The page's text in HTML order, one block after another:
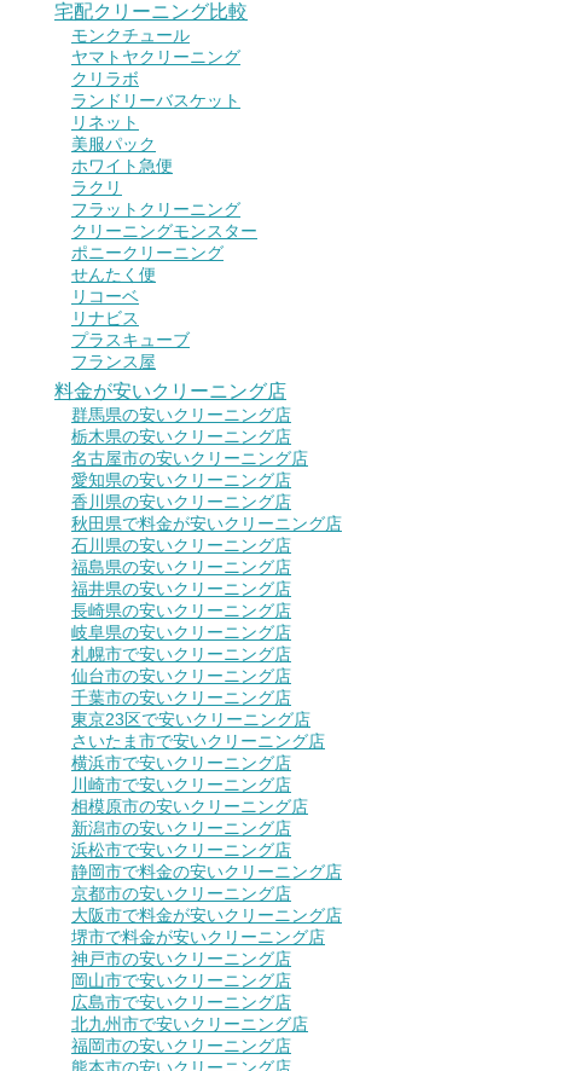
宅配クリーニング比較
モンクチュール
ヤマトヤクリーニング
クリラボ
ランドリーバスケット
リネット
美服パック
ホワイト急便
ラクリ
フラットクリーニング
クリーニングモンスター
ポニークリーニング
せんたく便
リコーベ
リナビス
プラスキューブ
フランス屋
料金が安いクリーニング店
群馬県の安いクリーニング店
栃木県の安いクリーニング店
名古屋市の安いクリーニング店
愛知県の安いクリーニング店
香川県の安いクリーニング店
秋田県で料金が安いクリーニング店
石川県の安いクリーニング店
福島県の安いクリーニング店
福井県の安いクリーニング店
長崎県の安いクリーニング店
岐阜県の安いクリーニング店
札幌市で安いクリーニング店
仙台市の安いクリーニング店
千葉市の安いクリーニング店
東京23区で安いクリーニング店
さいたま市で安いクリーニング店
横浜市で安いクリーニング店
川崎市で安いクリーニング店
相模原市の安いクリーニング店
新潟市の安いクリーニング店
浜松市で安いクリーニング店
静岡市で料金の安いクリーニング店
京都市の安いクリーニング店
大阪市で料金が安いクリーニング店
堺市で料金が安いクリーニング店
神戸市の安いクリーニング店
岡山市で安いクリーニング店
広島市で安いクリーニング店
北九州市で安いクリーニング店
福岡市の安いクリーニング店